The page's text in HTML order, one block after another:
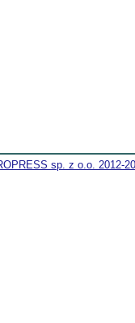
sp. z o.o. 2012-